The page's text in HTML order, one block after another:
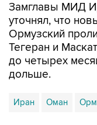
Замглавы МИД
уточнял, что
Ормузский
Тегеран и
до четырех
дольше.
Иран Оман